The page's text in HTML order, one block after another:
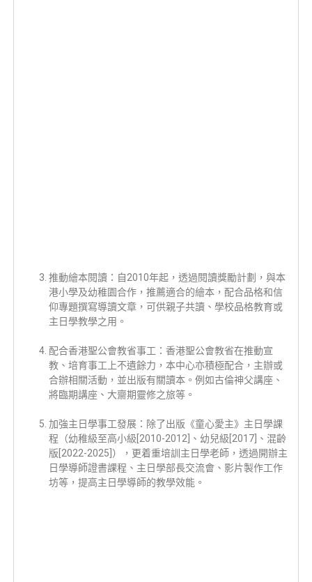
推動繪本閱讀：自2010年起，透過閱讀獎勵計劃，與本
港小學及幼稚園合作，推薦適合的繪本，配合品格和信
仰專題撰寫導讀文章，可供親子共讀、學校品格教育或
主日學教學之用。
配合香港聖公會教省事工：香港聖公會教省在推動宣
教、培育事工上不遺餘力，本中心亦積極配合，主辦或
合辦相關活動，並出版有關讀本。例如古倫神父講座、
將臨期講座、大齋期靈修之旅等。
加強主日學事工發展：除了出版《童心愛主》主日學課
程（幼稚級至高小級[2010-2012]、幼兒級[2017]、混齡
版[2022-2025]），更着重培訓主日學老師，透過開辦主
日學導師證書課程、主日學部長交流會、影片製作工作
坊等，提高主日學導師的教學效能。